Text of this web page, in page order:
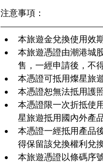
注意事項：
本旅遊金兌換使用效
本旅遊憑證由潮港城
售，一經申請後，不
本憑證可抵用燦星旅
本憑證恕無法抵用護
本憑證限一次折抵使
星旅遊抵用國內外產
本憑證一經抵用產品
得保留該兌換權利兌
本旅遊憑證以條碼序